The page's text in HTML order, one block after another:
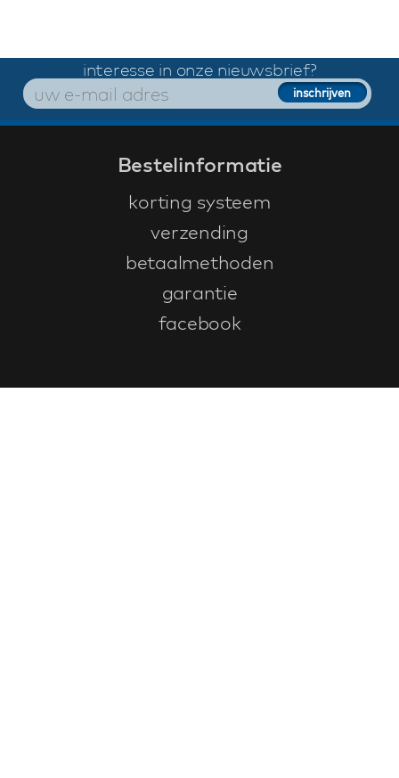
interesse in onze nieuwsbrief?
Bestelinformatie
korting systeem
verzending
betaalmethoden
garantie
facebook
Klantenservice